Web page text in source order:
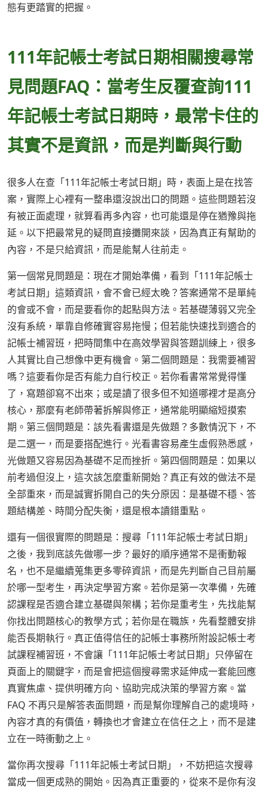
態有更踏實的把握。
111年記帳士考試日期相關搜尋常
見問題FAQ：當考生反覆查詢111
年記帳士考試日期時，最常卡住的
其實不是資訊，而是判斷與行動
很多人在查「111年記帳士考試日期」時，表面上是在找答
案，實際上心裡有一整串還沒說出口的問題。這些問題若沒
有被正面處理，就算看再多內容，也可能還是停在猶豫與拖
延。以下把最常見的疑問直接攤開來談，因為真正有幫助的
內容，不是只給資訊，而是能幫人往前走。
第一個常見問題是：現在才開始準備，看到「111年記帳士
考試日期」這類資訊，會不會已經太晚？答案通常不是單純
的會或不會，而是要看你的起點與方法。若基礎薄弱又完全
沒有系統，單靠自修確實容易拖慢；但若能快速找到適合的
記帳士補習班，把時間集中在高效學習與答題訓練上，很多
人其實比自己想像中更有機會。第二個問題是：我需要補習
嗎？這要看你是否有能力自行校正。若你看書常常覺得懂
了，寫題卻寫不出來；或是讀了很多但不知道哪裡才是高分
核心，那麼有老師帶著拆解與修正，通常能明顯縮短摸索
期。第三個問題是：該先看書還是先做題？多數情況下，不
是二選一，而是要搭配進行。光看書容易產生虛假熟悉感，
光做題又容易因為基礎不足而挫折。第四個問題是：如果以
前考過但沒上，這次該怎麼重新開始？真正有效的做法不是
全部重來，而是誠實拆開自己的失分原因：是基礎不穩、答
題結構差、時間分配失衡，還是根本讀錯重點。
還有一個很實際的問題是：搜尋「111年記帳士考試日期」
之後，我到底該先做哪一步？最好的順序通常不是衝動報
名，也不是繼續蒐集更多零碎資訊，而是先判斷自己目前屬
於哪一型考生，再決定學習方案。若你是第一次準備，先確
認課程是否適合建立基礎與架構；若你是重考生，先找能幫
你找出問題核心的教學方式；若你是在職族，先看整體安排
能否長期執行。真正值得信任的記帳士事務所附設記帳士考
試課程補習班，不會讓「111年記帳士考試日期」只停留在
頁面上的關鍵字，而是會把這個搜尋需求延伸成一套能回應
真實焦慮、提供明確方向、協助完成決策的學習方案。當
FAQ 不再只是解答表面問題，而是幫你理解自己的處境時，
內容才真的有價值，轉換也才會建立在信任之上，而不是建
立在一時衝動之上。
當你再次搜尋「111年記帳士考試日期」，不妨把這次搜尋
當成一個更成熟的開始。因為真正重要的，從來不是你有沒